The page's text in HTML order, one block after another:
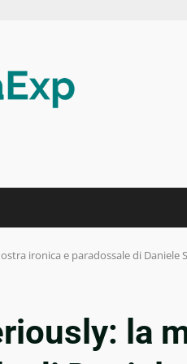
ironica e paradossale di
la